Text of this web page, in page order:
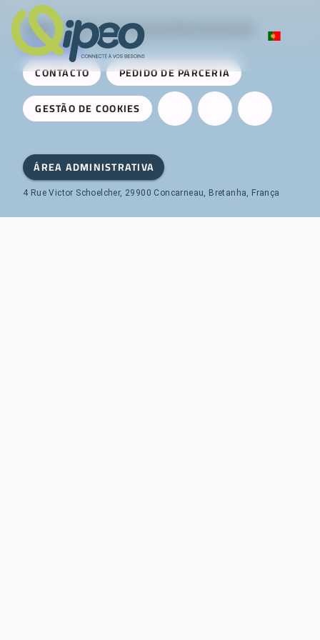
Qipeo © 2025 -Uma solução desenvolvida pela
AireServices
CONTACTO
PEDIDO DE PARCERIA
GESTÃO DE COOKIES
ÁREA ADMINISTRATIVA
4 Rue Victor Schoelcher, 29900 Concarneau, Bretanha, França